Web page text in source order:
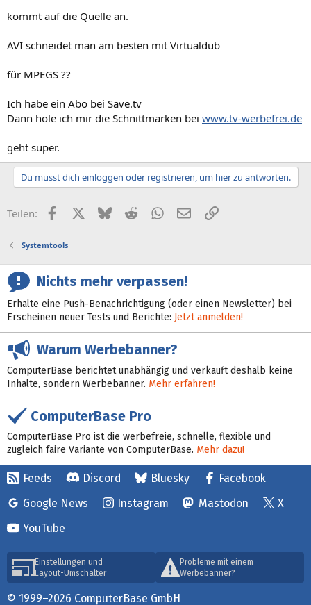
kommt auf die Quelle an.
AVI schneidet man am besten mit Virtualdub
für MPEGS ??
Ich habe ein Abo bei Save.tv
Dann hole ich mir die Schnittmarken bei www.tv-werbefrei.de
geht super.
Du musst dich einloggen oder registrieren, um hier zu antworten.
Teilen: FacebookX (Twitter)
BlueskyRedditWhatsApp
E-MailLink
Systemtools
Nichts mehr verpassen!
Erhalte eine Push-Benachrichtigung (oder einen Newsletter) bei
Erscheinen neuer Tests und Berichte: Jetzt anmelden!
Warum Werbebanner?
ComputerBase berichtet unabhängig und verkauft deshalb keine
Inhalte, sondern Werbebanner. Mehr erfahren!
ComputerBase Pro
ComputerBase Pro ist die werbefreie, schnelle, flexible und
zugleich faire Variante von ComputerBase. Mehr dazu!
Feeds Discord Bluesky
Facebook
Google News
Instagram Mastodon
X
YouTube
Einstellungen und
Layout-Umschalter
Probleme mit einem
Werbebanner?
© 1999–2026 ComputerBase GmbH